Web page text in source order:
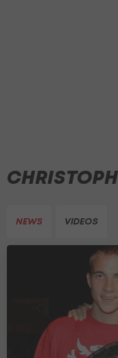
NEWS VIDEOS